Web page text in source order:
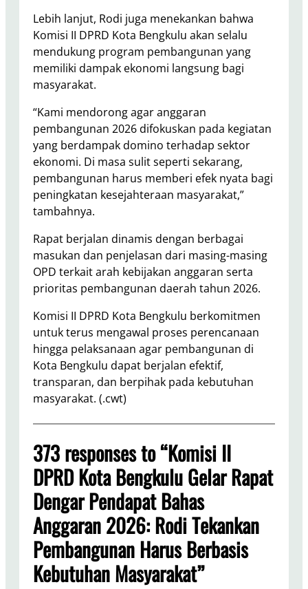
Lebih lanjut, Rodi juga menekankan bahwa
Komisi II DPRD Kota Bengkulu akan selalu
mendukung program pembangunan yang
memiliki dampak ekonomi langsung bagi
masyarakat.
“Kami mendorong agar anggaran
pembangunan 2026 difokuskan pada kegiatan
yang berdampak domino terhadap sektor
ekonomi. Di masa sulit seperti sekarang,
pembangunan harus memberi efek nyata bagi
peningkatan kesejahteraan masyarakat,”
tambahnya.
Rapat berjalan dinamis dengan berbagai
masukan dan penjelasan dari masing-masing
OPD terkait arah kebijakan anggaran serta
prioritas pembangunan daerah tahun 2026.
Komisi II DPRD Kota Bengkulu berkomitmen
untuk terus mengawal proses perencanaan
hingga pelaksanaan agar pembangunan di
Kota Bengkulu dapat berjalan efektif,
transparan, dan berpihak pada kebutuhan
masyarakat. (.cwt)
373 responses to “Komisi II
DPRD Kota Bengkulu Gelar Rapat
Dengar Pendapat Bahas
Anggaran 2026: Rodi Tekankan
Pembangunan Harus Berbasis
Kebutuhan Masyarakat”